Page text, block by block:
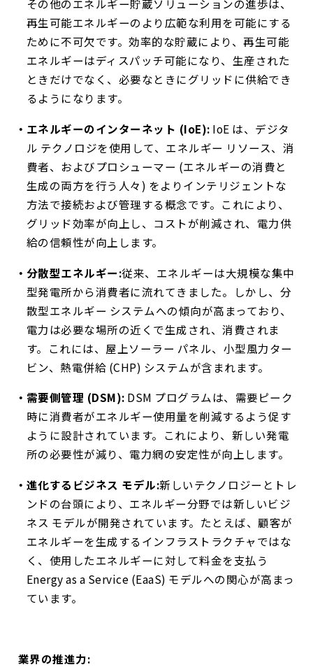
その他のエネルギー貯蔵ソリューションの進歩は、
再生可能エネルギーのより広範な利用を可能にする
ために不可欠です。効率的な貯蔵により、再生可能
エネルギーはディスパッチ可能になり、生産された
ときだけでなく、必要なときにグリッドに供給でき
るようになります。
エネルギーのインターネット (IoE): IoE は、デジタ
ル テクノロジを使用して、エネルギー リソース、消
費者、およびプロシューマー (エネルギーの消費と
生成の両方を行う人々) をよりインテリジェントな
方法で接続および管理する概念です。これにより、
グリッド効率が向上し、コストが削減され、電力供
給の信頼性が向上します。
分散型エネルギー:従来、エネルギーは大規模な集中
型発電所から消費者に流れてきました。しかし、分
散型エネルギー システムへの傾向が高まっており、
電力は必要な場所の近くで生成され、消費されま
す。これには、屋上ソーラー パネル、小型風力ター
ビン、熱電併給 (CHP) システムが含まれます。
需要側管理 (DSM): DSM プログラムは、需要ピーク
時に消費者がエネルギー使用量を削減するよう促す
ように設計されています。これにより、新しい発電
所の必要性が減り、電力網の安定性が向上します。
進化するビジネス モデル:新しいテクノロジーとトレ
ンドの台頭により、エネルギー分野では新しいビジ
ネス モデルが開発されています。たとえば、顧客が
エネルギーを生成するインフラストラクチャではな
く、使用したエネルギーに対して料金を支払う
Energy as a Service (EaaS) モデルへの関心が高まっ
ています。
業界の推進力: